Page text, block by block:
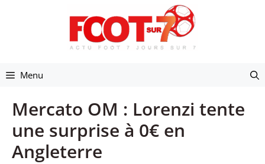
Menu
Mercato OM : Lorenzi tente
une surprise à 0€ en
Angleterre